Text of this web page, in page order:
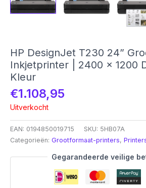
HP DesignJet T230 24”
Inkjetprinter | 2400 x 1200
Kleur
€1.108,95
Uitverkocht
EAN: 0194850019715 SKU: 5HB07A
Categorieën: Grootformaat-printers,
Gegarandeerde veilige